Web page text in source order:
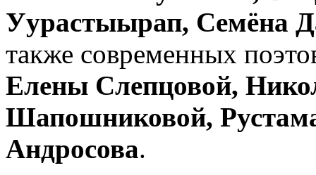
Уурастыырап, Семёна
также современных
Елены Слепцовой,
Шапошниковой,
Андросова.